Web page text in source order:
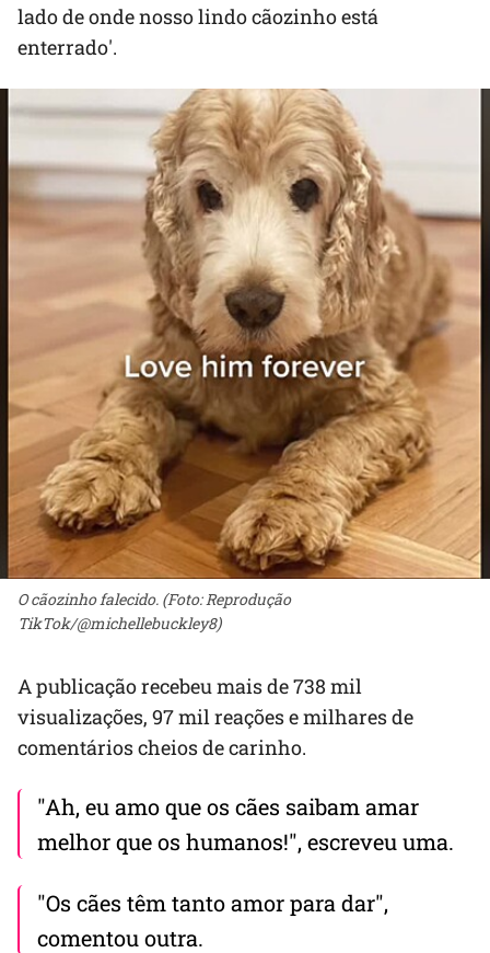
lado de onde nosso lindo cãozinho está
enterrado'.
O cãozinho falecido. (Foto: Reprodução
TikTok/@michellebuckley8)
A publicação recebeu mais de 738 mil
visualizações, 97 mil reações e milhares de
comentários cheios de carinho.
"Ah, eu amo que os cães saibam amar
melhor que os humanos!", escreveu uma.
"Os cães têm tanto amor para dar",
comentou outra.